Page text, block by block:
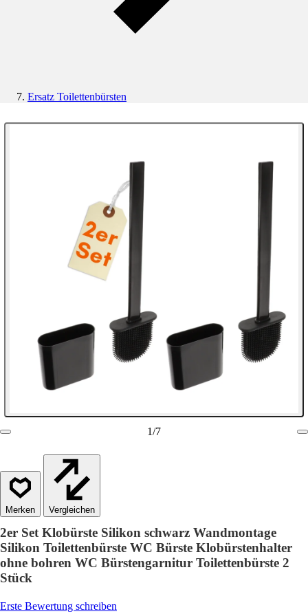
Ersatz Toilettenbürsten
1/7
Vergleichen
2er Set Klobürste Silikon schwarz Wandmontage
Silikon Toilettenbürste WC Bürste Klobürstenhalter
ohne bohren WC Bürstengarnitur Toilettenbürste 2
Stück
Erste Bewertung schreiben